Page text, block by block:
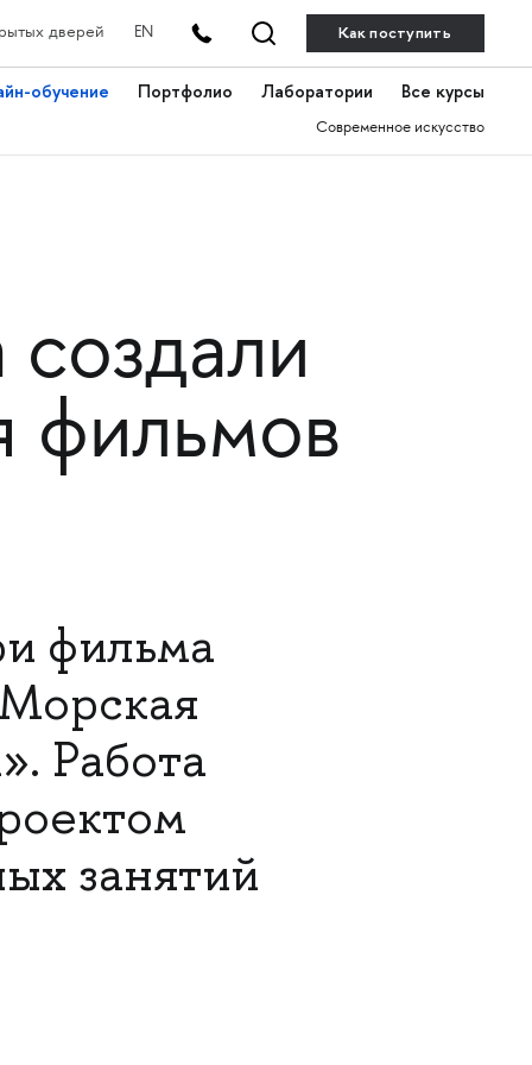
дверей EN Как поступить
обучение Портфолио Лаборатории Все курсы
Современное искусство
фильмов
фильма
Работа
занятий